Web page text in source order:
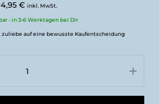
€ inkl. MwSt.
- in 3-6 Werktagen bei Dir
auf eine bewusste Kaufentscheidung